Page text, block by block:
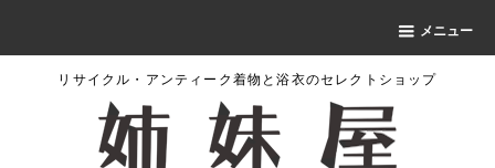
メニュー
リサイクル・アンティーク着物と浴衣のセレクトショップ